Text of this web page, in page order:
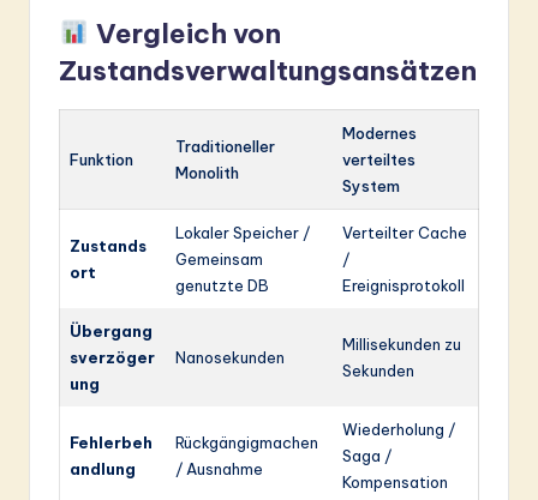
Vergleich von
Zustandsverwaltungsansätzen
Funktion
Traditioneller
Monolith
Modernes
verteiltes
System
Zustands
ort
Lokaler Speicher /
Gemeinsam
genutzte DB
Verteilter Cache
/
Ereignisprotokoll
Übergang
sverzöger
ung
Nanosekunden
Millisekunden zu
Sekunden
Fehlerbeh
andlung
Rückgängigmachen
/ Ausnahme
Wiederholung /
Saga /
Kompensation